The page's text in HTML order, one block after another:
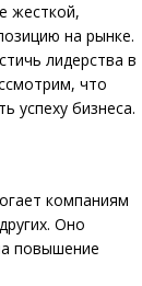
жесткой,
на рынке.
лидерства в
что
успеху бизнеса.
компаниям
Оно
повышение